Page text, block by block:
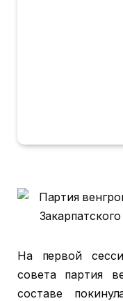
На первой
совета партия
составе